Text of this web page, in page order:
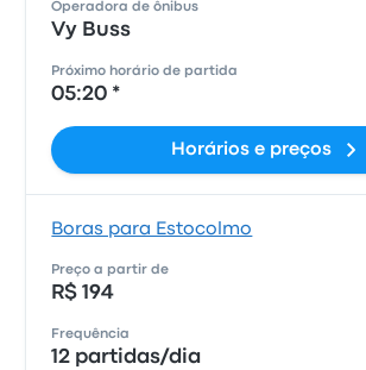
Operadora de ônibus
Vy Buss
Próximo horário de partida
05:20 *
Horários e preços
Boras para Estocolmo
Preço a partir de
R$ 194
Frequência
12 partidas/dia